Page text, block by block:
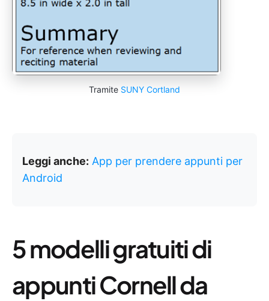
Tramite SUNY Cortland
Leggi anche: App per prendere appunti per
Android
5 modelli gratuiti di
appunti Cornell da